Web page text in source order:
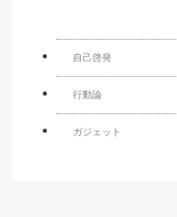
自己啓発
行動論
ガジェット